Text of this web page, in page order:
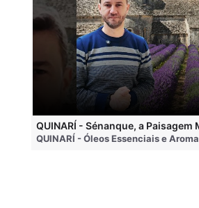
QUINARÍ - Óleos Essenciais e